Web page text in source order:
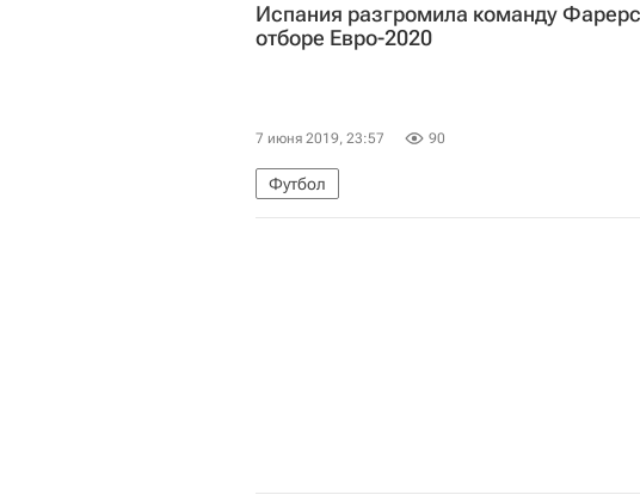
Испания разгромила команду
отборе Евро-2020
7 июня 2019, 23:57 90
Футбол